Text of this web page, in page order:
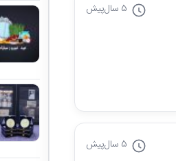
5 سال پیش
5 سال پیش